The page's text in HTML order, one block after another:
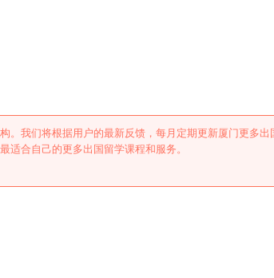
。我们将根据用户的最新反馈，每月定期更新厦门更多
适合自己的更多出国留学课程和服务。